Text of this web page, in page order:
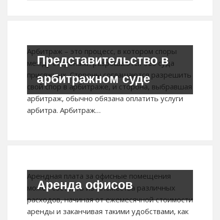
Представительство в
арбитражном суде
Арбитраж – это процесс, в котором споры
между сторонами разрешаются без суда
присяжных. Стороны соглашаются разрешить
свой спор в арбитраже, и сторона, выбравшая
арбитраж, обычно обязана оплатить услуги
арбитра. Арбитраж…
Аренда офисов
Арендная плата за офисные помещения
может состоять из множества различных
расходов, начиная от ежемесячной стоимости
аренды и заканчивая такими удобствами, как